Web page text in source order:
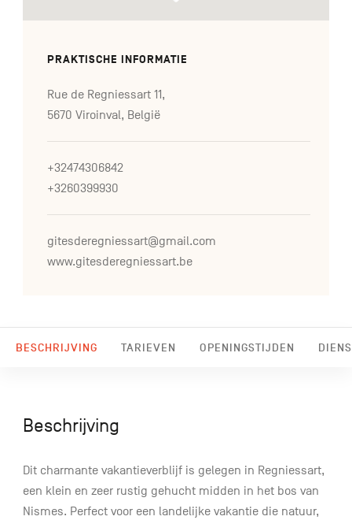
BESCHRIJVING TARIEVEN OPENINGSTIJDEN
PRAKTISCHE INFORMATIE
Rue de Regniessart 11,
5670 Viroinval, België
+32474306842
+3260399930
gitesderegniessart@gmail.com
www.gitesderegniessart.be
Beschrijving
Dit charmante vakantieverblijf is gelegen in Regniessart,
een klein en zeer rustig gehucht midden in het bos van
Nismes. Perfect voor een landelijke vakantie die natuur,